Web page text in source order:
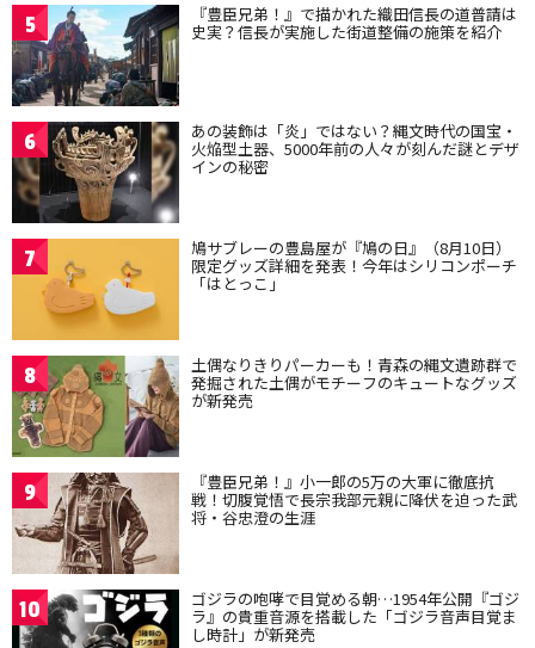
5 『豊臣兄弟！』で描かれた織田信長の道普請は
史実？信長が実施した街道整備の施策を紹介
6 あの装飾は「炎」ではない？縄文時代の国宝・
火焔型土器、5000年前の人々が刻んだ謎とデザ
インの秘密
7 鳩サブレーの豊島屋が『鳩の日』（8月10日）
限定グッズ詳細を発表！今年はシリコンポーチ
「はとっこ」
8 土偶なりきりパーカーも！青森の縄文遺跡群で
発掘された土偶がモチーフのキュートなグッズ
が新発売
9 『豊臣兄弟！』小一郎の5万の大軍に徹底抗
戦！切腹覚悟で長宗我部元親に降伏を迫った武
将・谷忠澄の生涯
10 ゴジラの咆哮で目覚める朝…1954年公開『ゴジ
ラ』の貴重音源を搭載した「ゴジラ音声目覚ま
し時計」が新発売